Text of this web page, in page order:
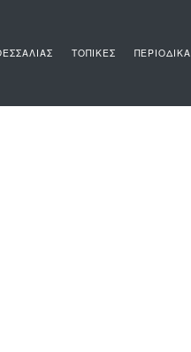
ΤΟΠΙΚΕΣ ΠΕΡΙΟΔΙΚΑ